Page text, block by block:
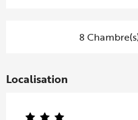
8
Localisation